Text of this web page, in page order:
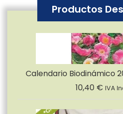
Productos
Calendario Biodinámico
10,40 € IVA